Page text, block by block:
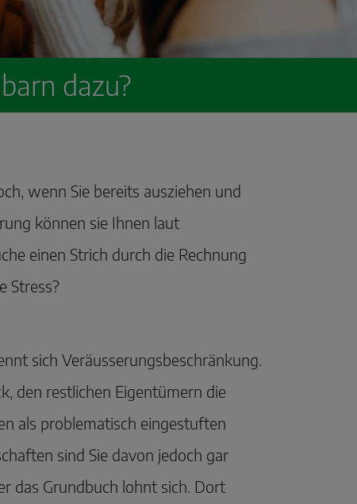
dazu?
wenn Sie bereits ausziehen und
können sie Ihnen laut
einen Strich durch die Rechnung
Stress?
sich Veräusserungsbeschränkung.
den restlichen Eigentümern die
als problematisch eingestuften
sind Sie davon jedoch gar
das Grundbuch lohnt sich. Dort